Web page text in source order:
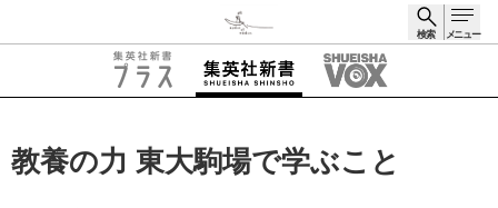
検索 メニュー
教養の力 東大駒場で学ぶこと